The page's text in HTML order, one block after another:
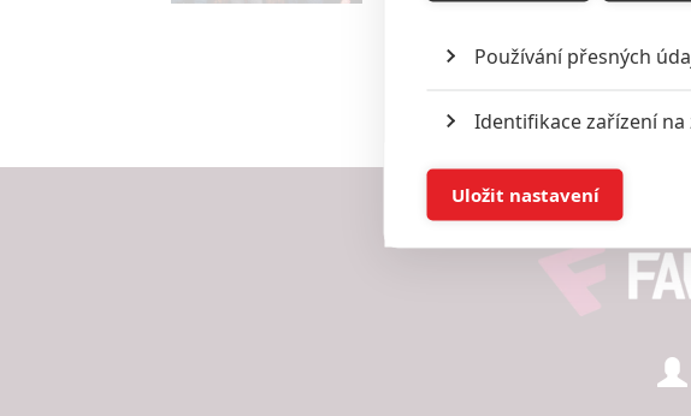
Používání přesných
Identifikace zařízení
Ukládání a/nebo
Reklama založená na
Uložit nastavení